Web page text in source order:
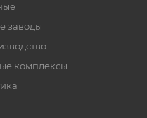
заводы
комплексы